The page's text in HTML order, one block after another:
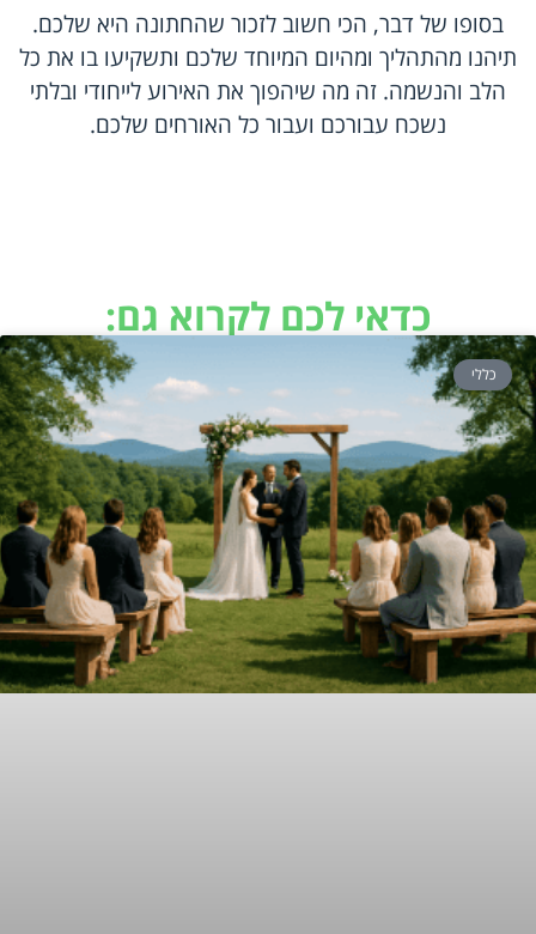
בסופו של דבר, הכי חשוב לזכור שהחתונה היא שלכם.
תיהנו מהתהליך ומהיום המיוחד שלכם ותשקיעו בו את כל
הלב והנשמה. זה מה שיהפוך את האירוע לייחודי ובלתי
נשכח עבורכם ועבור כל האורחים שלכם.
כדאי לכם לקרוא גם:
כללי